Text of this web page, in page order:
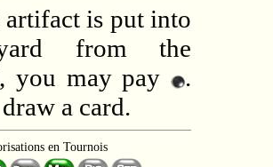
is put into
from the
you may pay
.
a card.
en Tournois